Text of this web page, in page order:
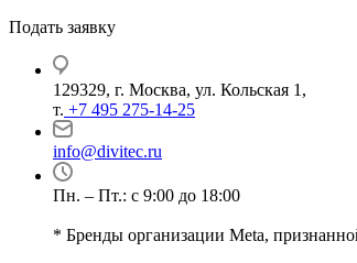
Подать заявку
129329, г. Москва, ул. Кольская 1,
т. +7 495 275-14-25
info@divitec.ru
Пн. – Пт.: с 9:00 до 18:00
* Бренды организации Meta,